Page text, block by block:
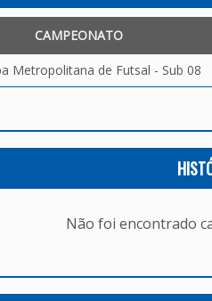
CAMPEONATO
Metropolitana de Futsal - Sub 08
Não foi encontrado